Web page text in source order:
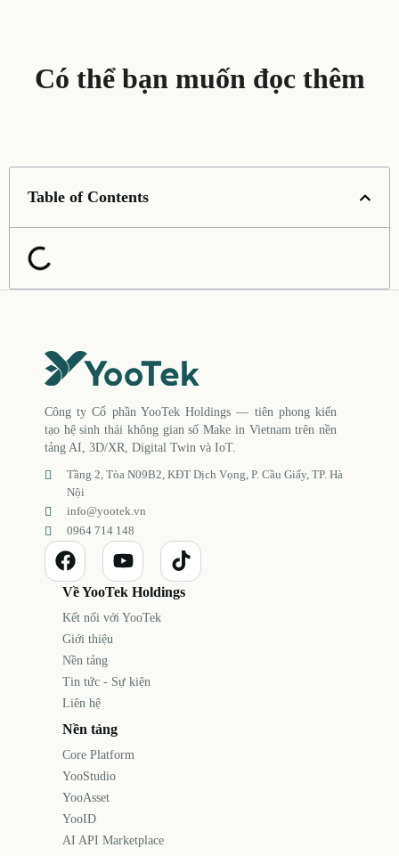
Có thể bạn muốn đọc thêm
Table of Contents
Công ty Cổ phần YooTek Holdings — tiên phong kiến
tạo hệ sinh thái không gian số Make in Vietnam trên nền
tảng AI, 3D/XR, Digital Twin và IoT.
Tầng 2, Tòa N09B2, KĐT Dịch Vọng, P. Cầu Giấy, TP. Hà
Nội
info@yootek.vn
0964 714 148
Về YooTek Holdings
Kết nối với YooTek
Giới thiệu
Nền tảng
Tin tức - Sự kiện
Liên hệ
Nền tảng
Core Platform
YooStudio
YooAsset
YooID
AI API Marketplace